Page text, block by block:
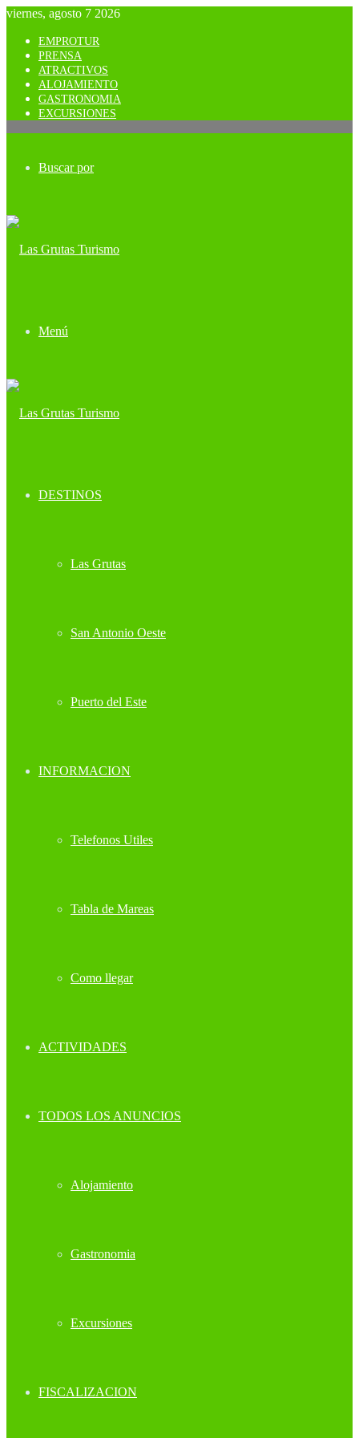
viernes, agosto 7 2026
EMPROTUR
PRENSA
ATRACTIVOS
ALOJAMIENTO
GASTRONOMIA
EXCURSIONES
Buscar por
Menú
DESTINOS
Las Grutas
San Antonio Oeste
Puerto del Este
INFORMACION
Telefonos Utiles
Tabla de Mareas
Como llegar
ACTIVIDADES
TODOS LOS ANUNCIOS
Alojamiento
Gastronomia
Excursiones
FISCALIZACION